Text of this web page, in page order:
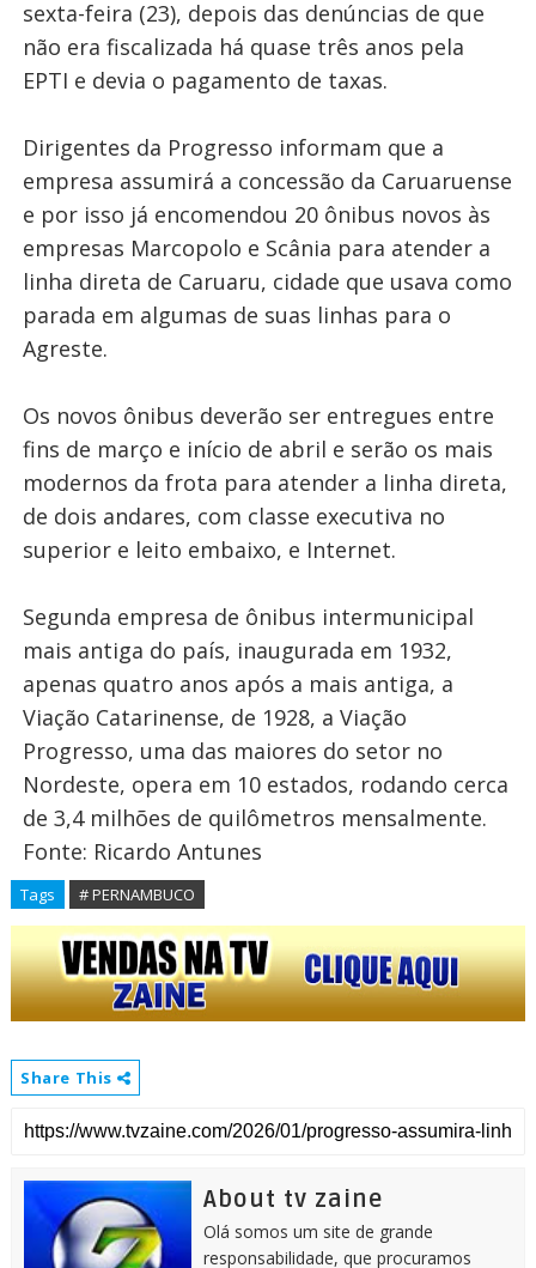
sexta-feira (23), depois das denúncias de que
não era fiscalizada há quase três anos pela
EPTI e devia o pagamento de taxas.
Dirigentes da Progresso informam que a
empresa assumirá a concessão da Caruaruense
e por isso já encomendou 20 ônibus novos às
empresas Marcopolo e Scânia para atender a
linha direta de Caruaru, cidade que usava como
parada em algumas de suas linhas para o
Agreste.
Os novos ônibus deverão ser entregues entre
fins de março e início de abril e serão os mais
modernos da frota para atender a linha direta,
de dois andares, com classe executiva no
superior e leito embaixo, e Internet.
Segunda empresa de ônibus intermunicipal
mais antiga do país, inaugurada em 1932,
apenas quatro anos após a mais antiga, a
Viação Catarinense, de 1928, a Viação
Progresso, uma das maiores do setor no
Nordeste, opera em 10 estados, rodando cerca
de 3,4 milhões de quilômetros mensalmente.
Fonte: Ricardo Antunes
Tags # PERNAMBUCO
Share This
About tv zaine
Olá somos um site de grande
responsabilidade, que procuramos